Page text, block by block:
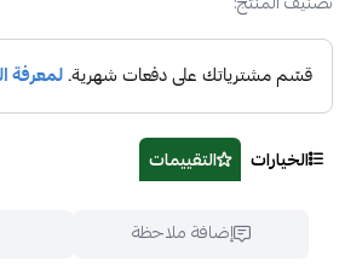
الخيارات التقييمات
إضافة ملاحظة